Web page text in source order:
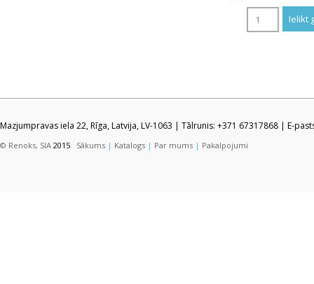
Mazjumpravas iela 22, Rīga, Latvija, LV-1063 | Tālrunis: +371 67317868 | E-
© Renoks, SIA 2015 Sākums | Katalogs | Par mums | Pakalpojumi